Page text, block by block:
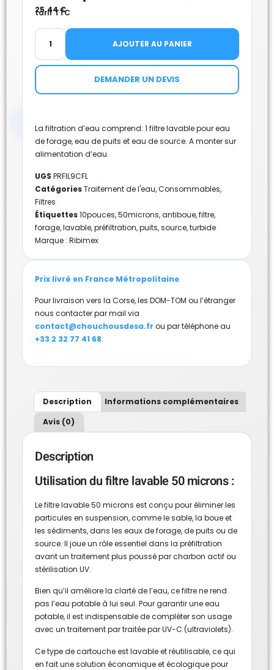
25.44€
tarif TTC
AJOUTER AU PANIER
DEMANDER UN DEVIS
La filtration d’eau comprend: 1 filtre lavable pour eau
de forage, eau de puits et eau de source. A monter sur
alimentation d’eau.
UGS PRFIL9CFL
CatégoriesTraitement de l'eau,Consommables,
Filtres
Étiquettes10pouces,50microns,antiboue,filtre,
forage,lavable,préfiltration,puits,source,turbide
Marque : Ribimex
Prix livré en France Métropolitaine
Pour livraison vers la Corse, les DOM-TOM ou l’étranger
nous contacter par mail via
contact@chouchousdesa.fr ou par téléphone au
+33 2 32 77 41 68.
Description
Informations complémentaires
Avis (0)
Description
Utilisation du filtre lavable 50 microns :
Le filtre lavable 50 microns est conçu pour éliminer les
particules en suspension, comme le sable, la boue et
les sédiments, dans les eaux de forage, de puits ou de
source. Il joue un rôle essentiel dans la préfiltration
avant un traitement plus poussé par charbon actif ou
stérilisation UV.
Bien qu’il améliore la clarté de l’eau, ce filtre ne rend
pas l’eau potable à lui seul. Pour garantir une eau
potable, il est indispensable de compléter son usage
avec un traitement par traitée par UV-C (ultraviolets).
Ce type de cartouche est lavable et réutilisable, ce qui
en fait une solution économique et écologique pour